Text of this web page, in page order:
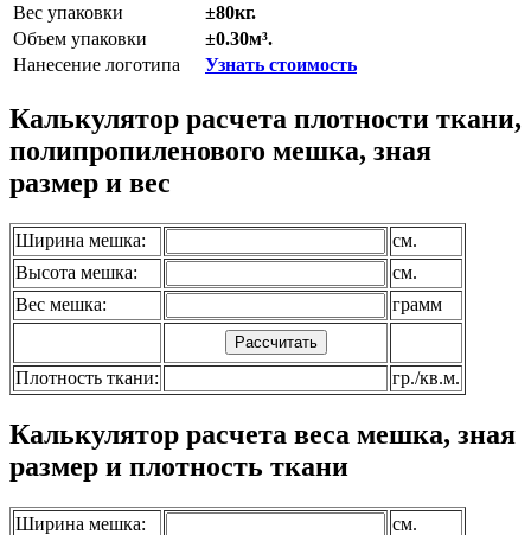
Вес упаковки
±80кг.
Объем упаковки
±0.30м³.
Нанесение логотипа
Узнать стоимость
Калькулятор расчета плотности ткани,
полипропиленового мешка, зная
размер и вес
Ширина мешка:
см.
Высота мешка:
см.
Вес мешка:
грамм
Плотность ткани: гр./кв.м.
Калькулятор расчета веса мешка, зная
размер и плотность ткани
Ширина мешка:
см.